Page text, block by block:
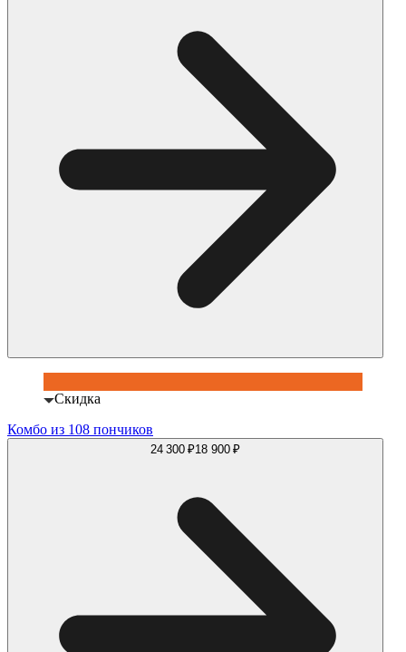
Скидка
Комбо из 108 пончиков
24 300 ₽18 900 ₽